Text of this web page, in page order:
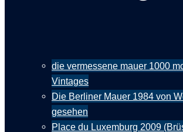
die vermessene mauer 1000
Vintages
Die Berliner Mauer 1984 von
gesehen
Place du Luxemburg 2009